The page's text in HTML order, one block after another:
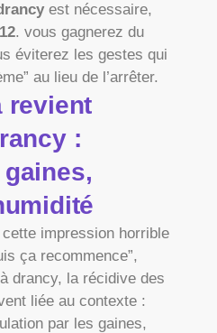
est nécessaire,
. vous gagnerez du
éviterez les gestes qui
au lieu de l’arrêter.
revient
:
impression horrible
ça recommence”,
drancy, la récidive des
liée au contexte :
par les gaines,